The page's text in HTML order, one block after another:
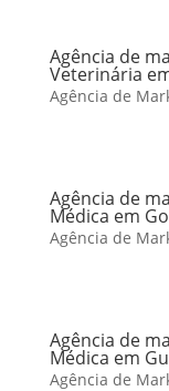
Agência de
Veterinária
Agência de
Agência de
Médica em
Agência de
Agência de
Médica em
Agência de